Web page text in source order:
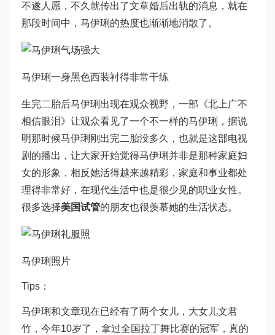
不遂人愿，不久就传出了文章婚后出轨的消息，就在
那段时间中，马伊琍的热度也渐渐地消散了。
马伊琍一身黑色西装衬得非常干练
生完二胎后马伊琍出现在观众视野，一部《北上广不
相信眼泪》让观众看见了一个不一样的马伊琍，据说
明那时候马伊琍刚出完二胎没多久，也就是这部电视
剧的播出，让大家开始觉得马伊琍并非是那种家庭妇
女的形象，相反她活得越来越精彩，家庭和事业都处
理得非常好，在现代生活中也是很少见的职业女性。
很多选择美国试管的朋友也很羡慕她的生活状态。
马伊琍照片
Tips：
马伊琍和文章现在已经有了两个女儿，大女儿文君
竹，今年10岁了，拿过全国拉丁舞比赛的冠军，真的